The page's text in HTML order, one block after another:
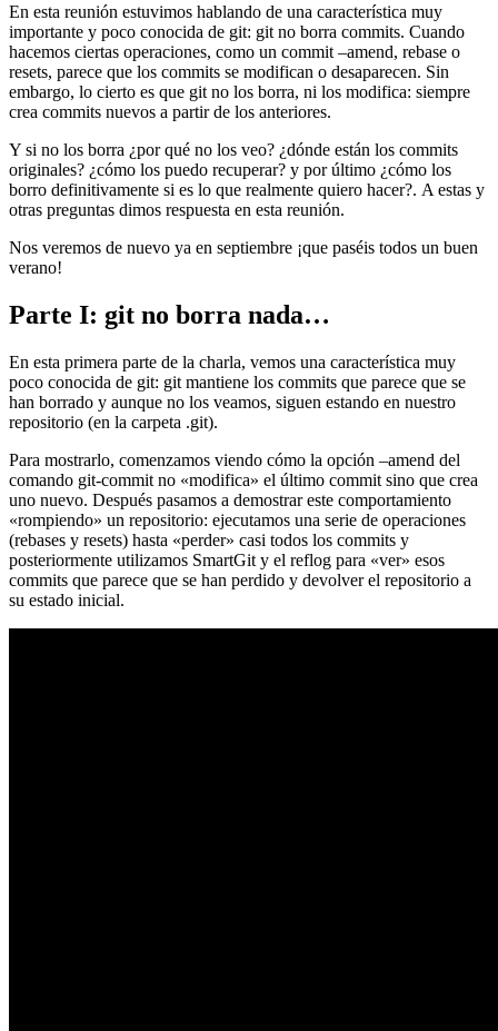
En esta reunión estuvimos hablando de una característica muy
importante y poco conocida de git: git no borra commits. Cuando
hacemos ciertas operaciones, como un commit –amend, rebase o
resets, parece que los commits se modifican o desaparecen. Sin
embargo, lo cierto es que git no los borra, ni los modifica: siempre
crea commits nuevos a partir de los anteriores.
Y si no los borra ¿por qué no los veo? ¿dónde están los commits
originales? ¿cómo los puedo recuperar? y por último ¿cómo los
borro definitivamente si es lo que realmente quiero hacer?. A estas y
otras preguntas dimos respuesta en esta reunión.
Nos veremos de nuevo ya en septiembre ¡que paséis todos un buen
verano!
Parte I: git no borra nada…
En esta primera parte de la charla, vemos una característica muy
poco conocida de git: git mantiene los commits que parece que se
han borrado y aunque no los veamos, siguen estando en nuestro
repositorio (en la carpeta .git).
Para mostrarlo, comenzamos viendo cómo la opción –amend del
comando git-commit no «modifica» el último commit sino que crea
uno nuevo. Después pasamos a demostrar este comportamiento
«rompiendo» un repositorio: ejecutamos una serie de operaciones
(rebases y resets) hasta «perder» casi todos los commits y
posteriormente utilizamos SmartGit y el reflog para «ver» esos
commits que parece que se han perdido y devolver el repositorio a
su estado inicial.